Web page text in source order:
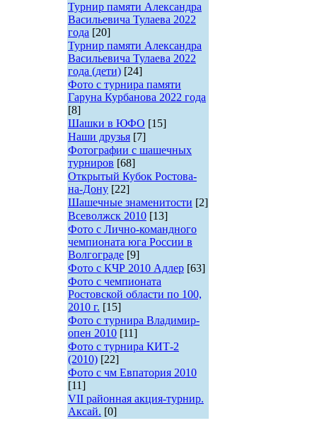
Турнир памяти Александра
Васильевича Тулаева 2022
года [20]
Турнир памяти Александра
Васильевича Тулаева 2022
года (дети) [24]
Фото с турнира памяти
Гаруна Курбанова 2022 года
[8]
Шашки в ЮФО [15]
Наши друзья [7]
Фотографии с шашечных
турниров [68]
Открытый Кубок Ростова-
на-Дону [22]
Шашечные знаменитости [2]
Всеволжск 2010 [13]
Фото с Лично-командного
чемпионата юга России в
Волгограде [9]
Фото с КЧР 2010 Адлер [63]
Фото с чемпионата
Ростовской области по 100,
2010 г. [15]
Фото с турнира Владимир-
опен 2010 [11]
Фото с турнира КИТ-2
(2010) [22]
Фото с чм Евпатория 2010
[11]
VII районная акция-турнир.
Аксай. [0]